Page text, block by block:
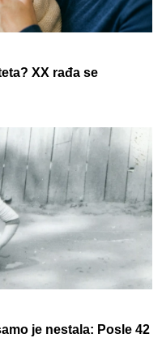
XX rađa se
je nestala: Posle 42